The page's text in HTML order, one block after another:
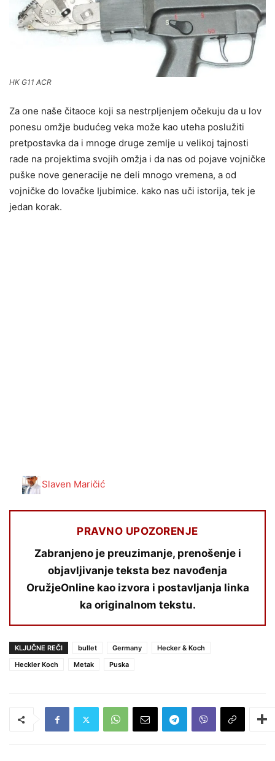
HK G11 ACR
Za one naše čitaoce koji sa nestrpljenjem očekuju da u lov
ponesu omžje budućeg veka može kao uteha poslužiti
pretpostavka da i mnoge druge zemlje u velikoj tajnosti
rade na projektima svojih omžja i da nas od pojave vojničke
puške nove generacije ne deli mnogo vremena, a od
vojničke do lovačke Ijubimice. kako nas uči istorija, tek je
jedan korak.
Slaven Maričić
PRAVNO UPOZORENJE
Zabranjeno je preuzimanje, prenošenje i
objavljivanje teksta bez navođenja
OružjeOnline kao izvora i postavljanja linka
ka originalnom tekstu.
KLJUČNE REČI bullet Germany
Hecker & Koch
Heckler Koch
Metak Puska